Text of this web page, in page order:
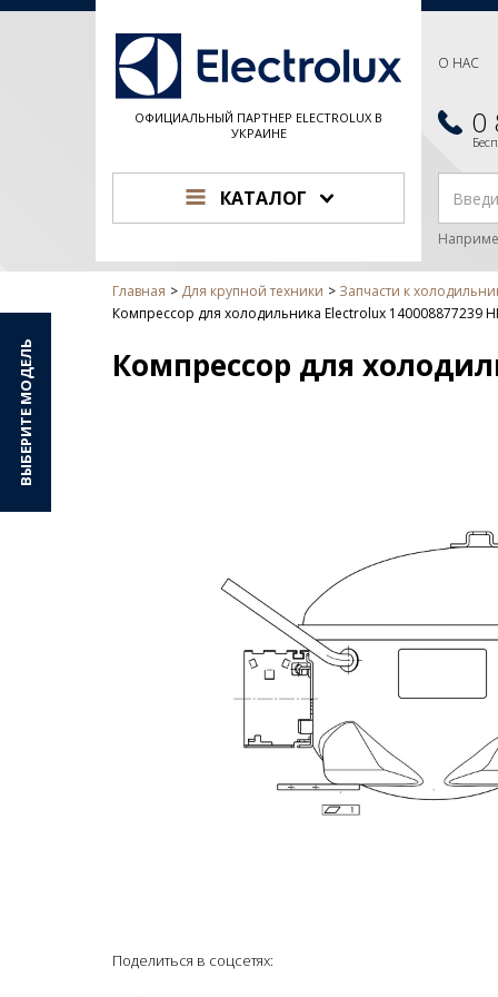
ОФИЦИАЛЬНЫЙ ПАРТНЕР ELECTROLUX В
УКРАИНЕ
О НАС
0
КАТАЛОГ
Главная Для крупной техники Запчасти к
Компрессор для холодильника Electrolux 140008877239
Компрессор для
Поделиться в соцсетях:
ВЫБЕРИТЕ МОДЕЛЬ